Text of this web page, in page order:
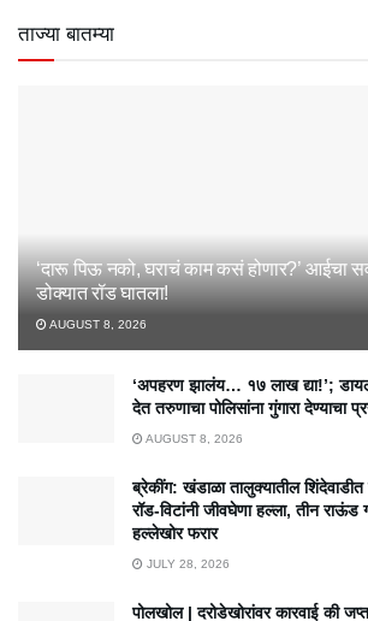
ताज्या बातम्या
‘दारू पिऊ नको, घराचं काम कसं होणार?’ आईचा
डोक्यात रॉड घातला!
AUGUST 8, 2026
‘अपहरण झालंय… १७ लाख द्या!’;
देत तरुणाचा पोलिसांना गुंगारा देण्याचा
AUGUST 8, 2026
ब्रेकींग: खंडाळा तालुक्यातील शिंदेवाडीत
रॉड-विटांनी जीवघेणा हल्ला, तीन राऊंड
हल्लेखोर फरार
JULY 28, 2026
पोलखोल | दरोडेखोरांवर कारवाई की